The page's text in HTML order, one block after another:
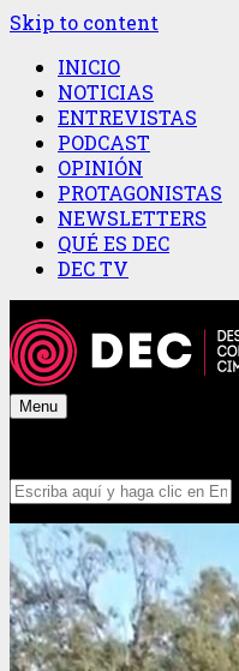
Skip to content
INICIO
NOTICIAS
ENTREVISTAS
PODCAST
OPINIÓN
PROTAGONISTAS
NEWSLETTERS
QUÉ ES DEC
DEC TV
Menu